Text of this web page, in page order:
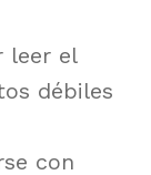
leer el
débiles
con